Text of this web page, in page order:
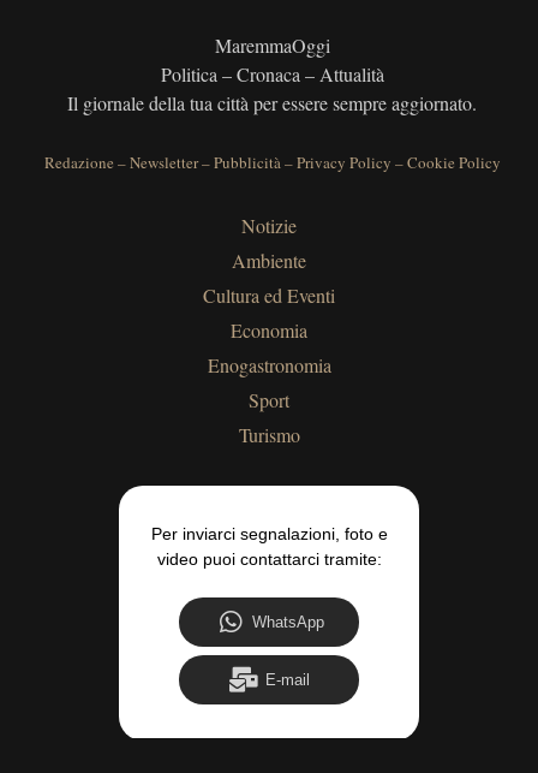
MaremmaOggi
Politica – Cronaca – Attualità
Il giornale della tua città per essere sempre aggiornato.
Redazione –Newsletter–Pubblicità –Privacy Policy –Cookie Policy
Notizie
Ambiente
Cultura ed Eventi
Economia
Enogastronomia
Sport
Turismo
Per inviarci segnalazioni, foto e
video puoi contattarci tramite:
WhatsApp
E-mail